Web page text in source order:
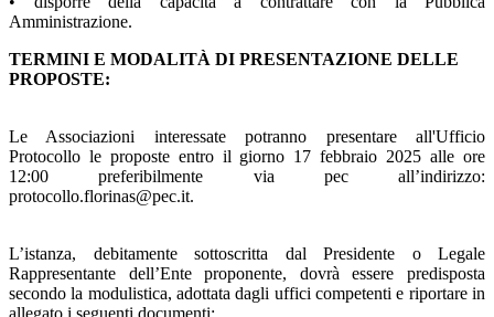
Amministrazione.
TERMINI E MODALITÀ DI PRESENTAZIONE DELLE
PROPOSTE:
Le Associazioni interessate potranno presentare all'Ufficio
Protocollo le proposte entro il giorno 17 febbraio 2025 alle ore
12:00 preferibilmente via pec all’indirizzo:
protocollo.florinas@pec.it.
L’istanza, debitamente sottoscritta dal Presidente o Legale
Rappresentante dell’Ente proponente, dovrà essere predisposta
secondo la modulistica, adottata dagli uffici competenti e riportare in
allegato i seguenti documenti: